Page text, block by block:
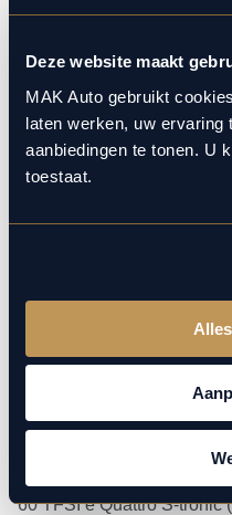
Deze website maakt
MAK Auto gebruikt
laten werken, uw ervaring
aanbiedingen te tonen. U
toestaat.
Perfect service from A to Z.
of my car. Very friendly and
sales people (Dennis Stam). I
many...
Lukasz Mac19 maart 2026
Meer over
Dit betreft een zeer luxe
60 TFSI e Quattro S-tronic